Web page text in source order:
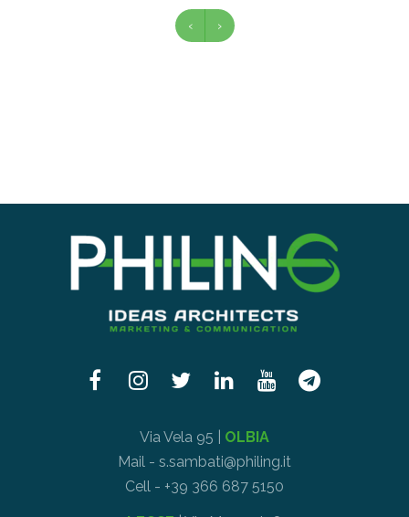
‹ ›
Via Vela 95 | OLBIA
Mail - s.sambati@philing.it
Cell - +39 366 687 5150